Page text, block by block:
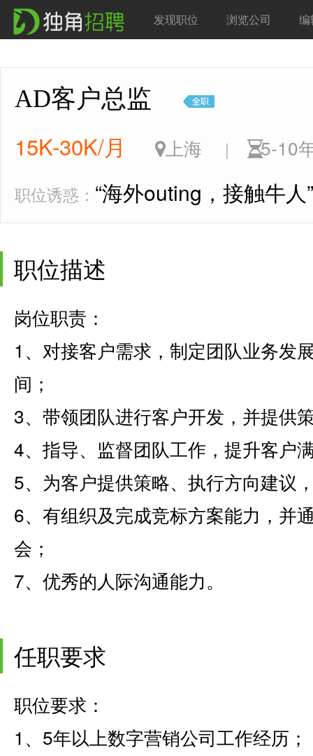
发现职位 浏览公司 编
AD客户总监
15K-30K/月 上海 | 5-
职位诱惑： “海外outing，接触牛人”
职位描述
岗位职责：
1、对接客户需求，制定团队业务发
间；
3、带领团队进行客户开发，并提供
4、指导、监督团队工作，提升客户
5、为客户提供策略、执行方向建议
6、有组织及完成竞标方案能力，并
会；
7、优秀的人际沟通能力。
任职要求
职位要求：
1、5年以上数字营销公司工作经历；